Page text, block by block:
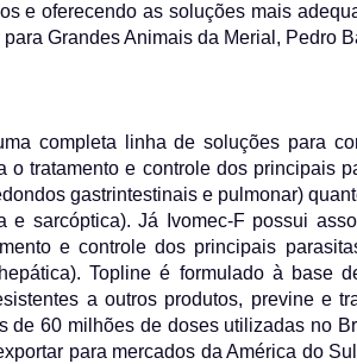
e oferecendo as soluções mais
Grandes Animais da Merial, Pedro
completa linha de soluções para
o tratamento e controle dos principais
gastrintestinais e pulmonar)
e sarcóptica). Já Ivomec-F possui
e controle dos principais
Topline é formulado à base
a outros produtos, previne e
de 60 milhões de doses utilizadas no
para mercados da América do